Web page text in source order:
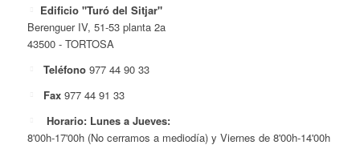
Edificio "Turó del Sitjar"
Berenguer IV, 51-53 planta 2a
43500 - TORTOSA
Teléfono 977 44 90 33
Fax 977 44 91 33
Horario: Lunes a Jueves:
8'00h-17'00h (No cerramos a mediodía) y Viernes de 8'00h-14'00h